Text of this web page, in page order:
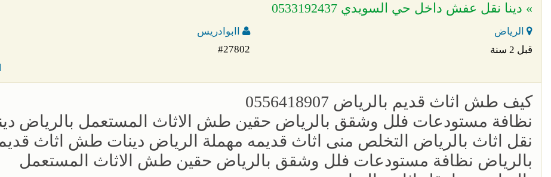
» دينا نقل عفش داخل حي السويدي 0533192437
الرياض
اابوادريس
قبل 2 سنة
#27802
‏كيف طش اثاث قديم بالرياض 0556418907
نظافة مستودعات فلل وشقق بالرياض حقين طش الاثاث المستعمل بالرياض
نقل اثاث بالرياض التخلص منى اثاث قديمه مهملة الرياض دينات طش اثاث
بالرياض نظافة مستودعات فلل وشقق بالرياض حقين طش الاثاث المستعمل